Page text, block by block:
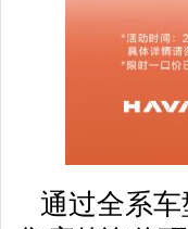
通过全系车